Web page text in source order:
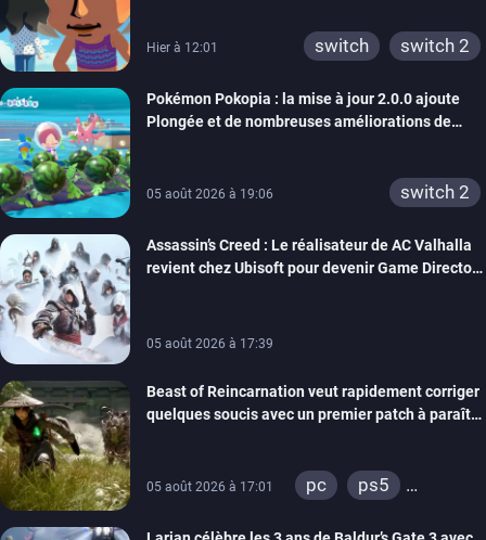
Hier à 12:01 switch switch 2
Pokémon Pokopia : la mise à jour 2.0.0 ajoute
Plongée et de nombreuses améliorations de
05 août 2026 à 19:06 switch 2
Assassin’s Creed : Le réalisateur de AC Valhalla
revient chez Ubisoft pour devenir Game Director
05 août 2026 à 17:39
Beast of Reincarnation veut rapidement corriger
quelques soucis avec un premier patch à paraître
05 août 2026 à 17:01 pc
ps5